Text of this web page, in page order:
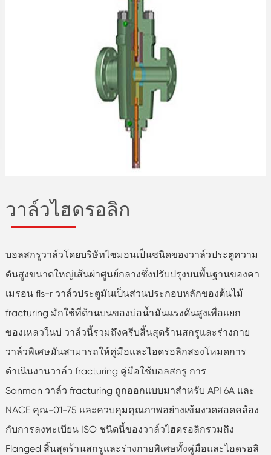
วาล์วไฮดรอลิก
บอลสกรูวาล์วโดยบริษัทไซมอนเป็นชนิดของวาล์วประตูความ
ดันสูงขนาดใหญ่เส้นผ่าศูนย์กลางซึ่งปรับปรุงบนพื้นฐานของคา
เมรอน fls-r วาล์วประตูมันเป็นส่วนประกอบหลักของต้นไม้
fracturing มักใช้ที่ด้านบนของบ่อน้ำมันแรงดันสูงเพื่อแยก
ของเหลวในบ่ วาล์วนี้รวมถึงครีบสิ้นสุดร้านสกรูและร่างกาย
วาล์วพิเศษมันสามารถให้คู่มือและไฮดรอลิกสองโหมดการ
ดำเนินงานวาล์ว fracturing คู่มือใช้บอลสกรู การ
Sanmon วาล์ว fracturing ถูกออกแบบมาสำหรับ API 6A และ
NACE คุณ-01-75 และควบคุมคุณภาพอย่างเข้มงวดสอดคล้อง
กับการลงทะเบียน ISO ชนิดนี้ของวาล์วไฮดรอลิกรวมถึง
Flanged สิ้นสุดร้านสกรูและร่างกายพิเศษทั้งคู่มือและไฮดรอลิ